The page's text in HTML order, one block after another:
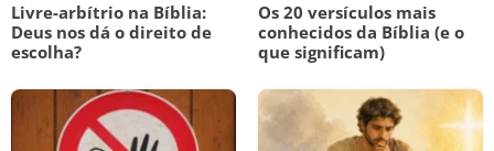
Livre-arbítrio na Bíblia:
Deus nos dá o direito de
escolha?
Os 20 versículos mais
conhecidos da Bíblia (e o
que significam)